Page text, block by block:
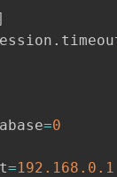
.
=0
=192.168 .0 .1